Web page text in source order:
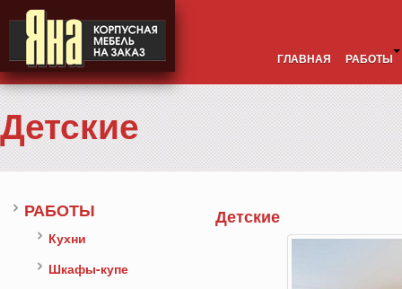
ГЛАВНАЯ РАБОТЫ
Детские
РАБОТЫ
Кухни
Шкафы-купе
Детские